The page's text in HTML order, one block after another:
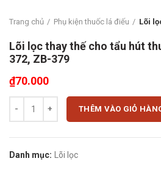
Trang chủ Phụ kiện thuốc lá điếu Lõi
Lõi lọc thay thế cho tẩu hút
372, ZB-379
₫70.000
Lõi lọc thay thế cho tẩu hút thuốc lá
THÊM VÀO GIỎ
Danh mục: Lõi lọc